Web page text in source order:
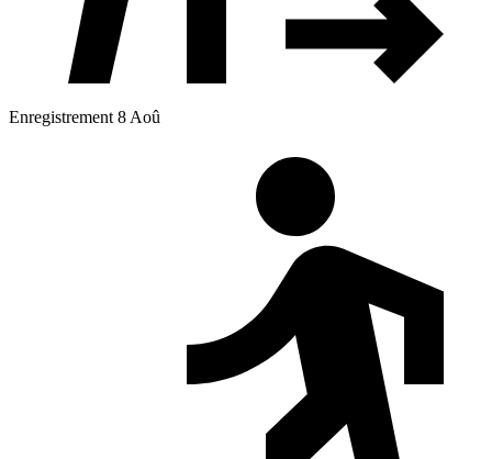
Enregistrement 8 Aoû